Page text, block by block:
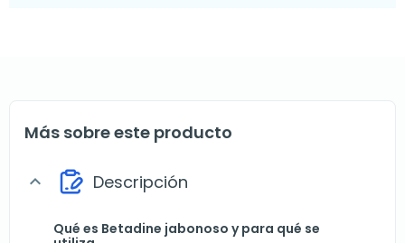
Más sobre este producto
expand_more Descripción
Qué es Betadine jabonoso y para qué se